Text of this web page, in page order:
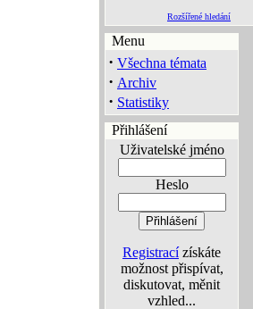
Rozšířené hledání
Menu
· Všechna témata
· Archiv
· Statistiky
Přihlášení
Uživatelské jméno
Heslo
Registracízískáte
možnost přispívat,
diskutovat, měnit
vzhled...